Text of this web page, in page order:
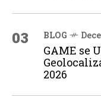
03 BLOG
GAME se
2026